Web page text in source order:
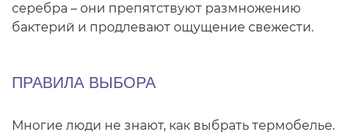
серебра – они препятствуют размножению
бактерий и продлевают ощущение свежести.
ПРАВИЛА ВЫБОРА
Многие люди не знают, как выбрать термобелье.